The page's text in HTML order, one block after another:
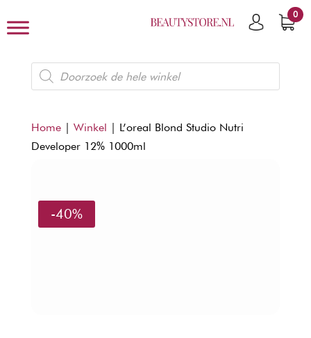
0
Producten
zoeken
Home| Winkel | L’oreal Blond Studio Nutri
Developer 12% 1000ml
-40%